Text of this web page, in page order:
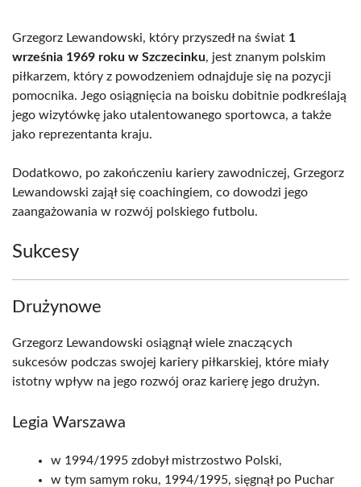
Grzegorz Lewandowski, który przyszedł na świat 1
września 1969 roku w Szczecinku, jest znanym polskim
piłkarzem, który z powodzeniem odnajduje się na pozycji
pomocnika. Jego osiągnięcia na boisku dobitnie podkreślają
jego wizytówkę jako utalentowanego sportowca, a także
jako reprezentanta kraju.
Dodatkowo, po zakończeniu kariery zawodniczej, Grzegorz
Lewandowski zajął się coachingiem, co dowodzi jego
zaangażowania w rozwój polskiego futbolu.
Sukcesy
Drużynowe
Grzegorz Lewandowski osiągnął wiele znaczących
sukcesów podczas swojej kariery piłkarskiej, które miały
istotny wpływ na jego rozwój oraz karierę jego drużyn.
Legia Warszawa
w 1994/1995 zdobył mistrzostwo Polski,
w tym samym roku, 1994/1995, sięgnął po Puchar